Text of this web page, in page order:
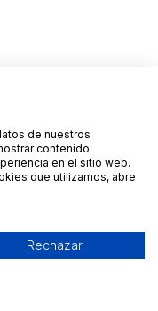
de nuestros
contenido
en el sitio web.
que utilizamos, abre
Rechazar